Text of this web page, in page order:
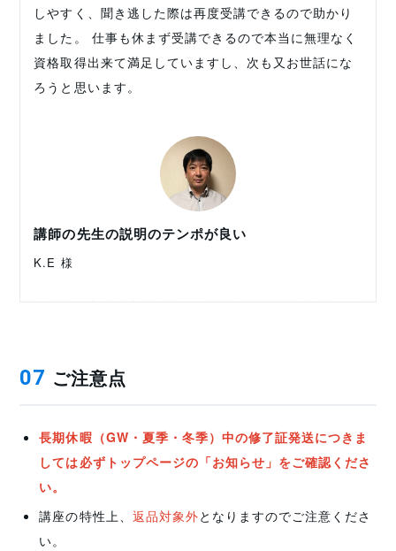
しやすく、聞き逃した際は再度受講できるので助かり
ました。 仕事も休まず受講できるので本当に無理なく
資格取得出来て満足していますし、次も又お世話にな
ろうと思います。
講師の先生の説明のテンポが良い
K.E 様
明されているので分かりやすく頭に入りやすい講義で
った
07 ご注意点
長期休暇（GW・夏季・冬季）中の修了証発送につきま
しては必ずトップページの「お知らせ」をご確認くださ
い。
講座の特性上、 返品対象外となりますのでご注意くださ
い。